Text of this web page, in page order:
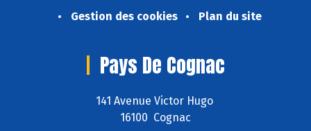
Gestion des cookies
Plan du site
Pays De Cognac
141 Avenue Victor Hugo
16100 Cognac